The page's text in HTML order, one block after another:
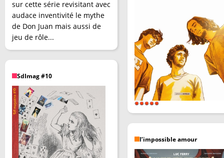
sur cette série revisitant avec
audace inventivité le mythe
de Don Juan mais aussi de
jeu de rôle...
SdImag #10
l’impossible amour